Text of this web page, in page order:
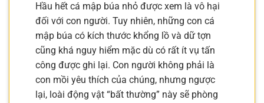
Hầu hết cá mập búa nhỏ được xem là vô hại
đối với con người. Tuy nhiên, những con cá
mập búa có kích thước khổng lồ và dữ tợn
cũng khá nguy hiểm mặc dù có rất ít vụ tấn
công được ghi lại. Con người không phải là
con mồi yêu thích của chúng, nhưng ngược
lại, loài động vật “bất thường” này sẽ phòng